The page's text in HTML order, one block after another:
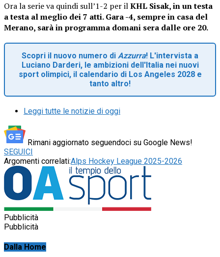
Ora la serie va quindi sull’1-2 per ilKHL Sisak, in un testa
a testa al meglio dei 7 atti. Gara -4, sempre in casa del
Merano, sarà in programma domani sera dalle ore 20.
Scopri il nuovo numero di Azzurra! L'intervista a
Luciano Darderi, le ambizioni dell'Italia nei nuovi
sport olimpici, il calendario di Los Angeles 2028 e
tanto altro!
Leggi tutte le notizie di oggi
Rimani aggiornato seguendoci su Google News!
SEGUICI
Argomenti correlati:Alps Hockey League 2025-2026
Pubblicità
Pubblicità
Dalla Home